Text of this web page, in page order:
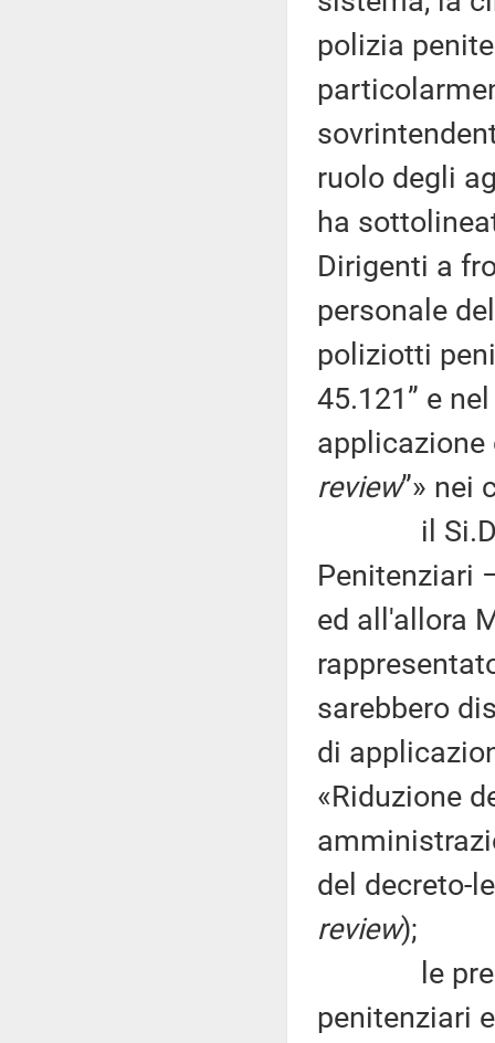
polizia
ruolo degli
ha
Dirigenti a
personale
poliziotti
45.121” e
review”» nei
il
Penitenziari
ed all'allora
sarebbero
di
«Riduzione
del decreto-
review);
le
penitenziari